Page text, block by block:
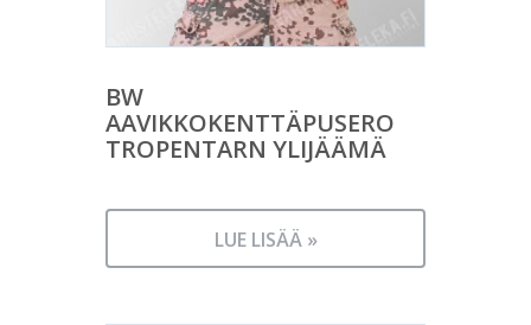
BW
AAVIKKOKENTTÄPUSERO
TROPENTARN YLIJÄÄMÄ
LUE LISÄÄ »